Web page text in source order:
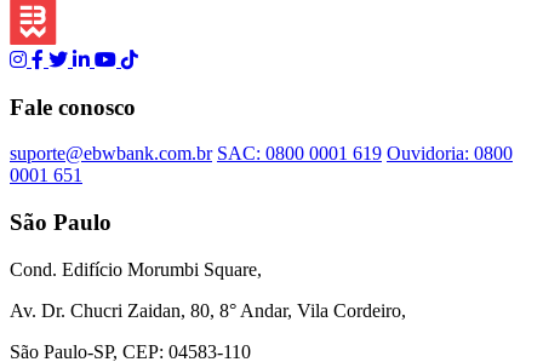
Fale conosco
suporte@ebwbank.com.br SAC: 0800 0001 619 Ouvidoria: 0800
0001 651
São Paulo
Cond. Edifício Morumbi Square,
Av. Dr. Chucri Zaidan, 80, 8° Andar, Vila Cordeiro,
São Paulo-SP, CEP: 04583-110